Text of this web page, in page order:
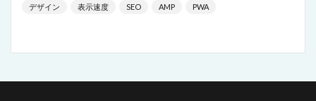
デザイン 表示速度 SEO AMP PWA